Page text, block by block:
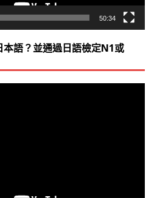
50:34
語？並通過日語檢定N1或